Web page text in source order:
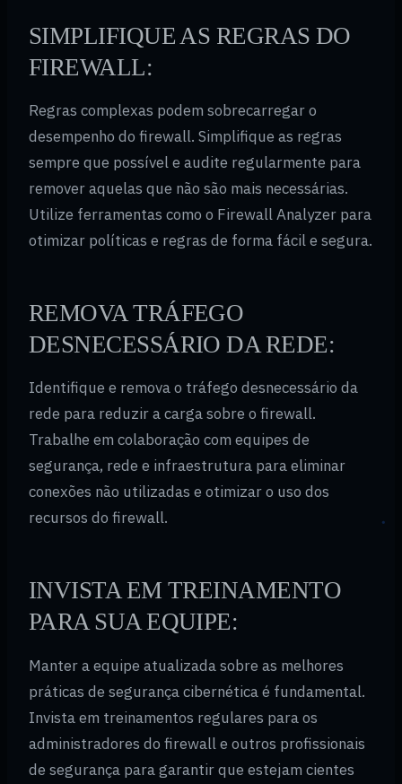
SIMPLIFIQUE AS REGRAS DO
FIREWALL:
Regras complexas podem sobrecarregar o
desempenho do firewall. Simplifique as regras
sempre que possível e audite regularmente para
remover aquelas que não são mais necessárias.
Utilize ferramentas como o Firewall Analyzer para
otimizar políticas e regras de forma fácil e segura.
REMOVA TRÁFEGO
DESNECESSÁRIO DA REDE:
Identifique e remova o tráfego desnecessário da
rede para reduzir a carga sobre o firewall.
Trabalhe em colaboração com equipes de
segurança, rede e infraestrutura para eliminar
conexões não utilizadas e otimizar o uso dos
recursos do firewall.
INVISTA EM TREINAMENTO
PARA SUA EQUIPE:
Manter a equipe atualizada sobre as melhores
práticas de segurança cibernética é fundamental.
Invista em treinamentos regulares para os
administradores do firewall e outros profissionais
de segurança para garantir que estejam cientes